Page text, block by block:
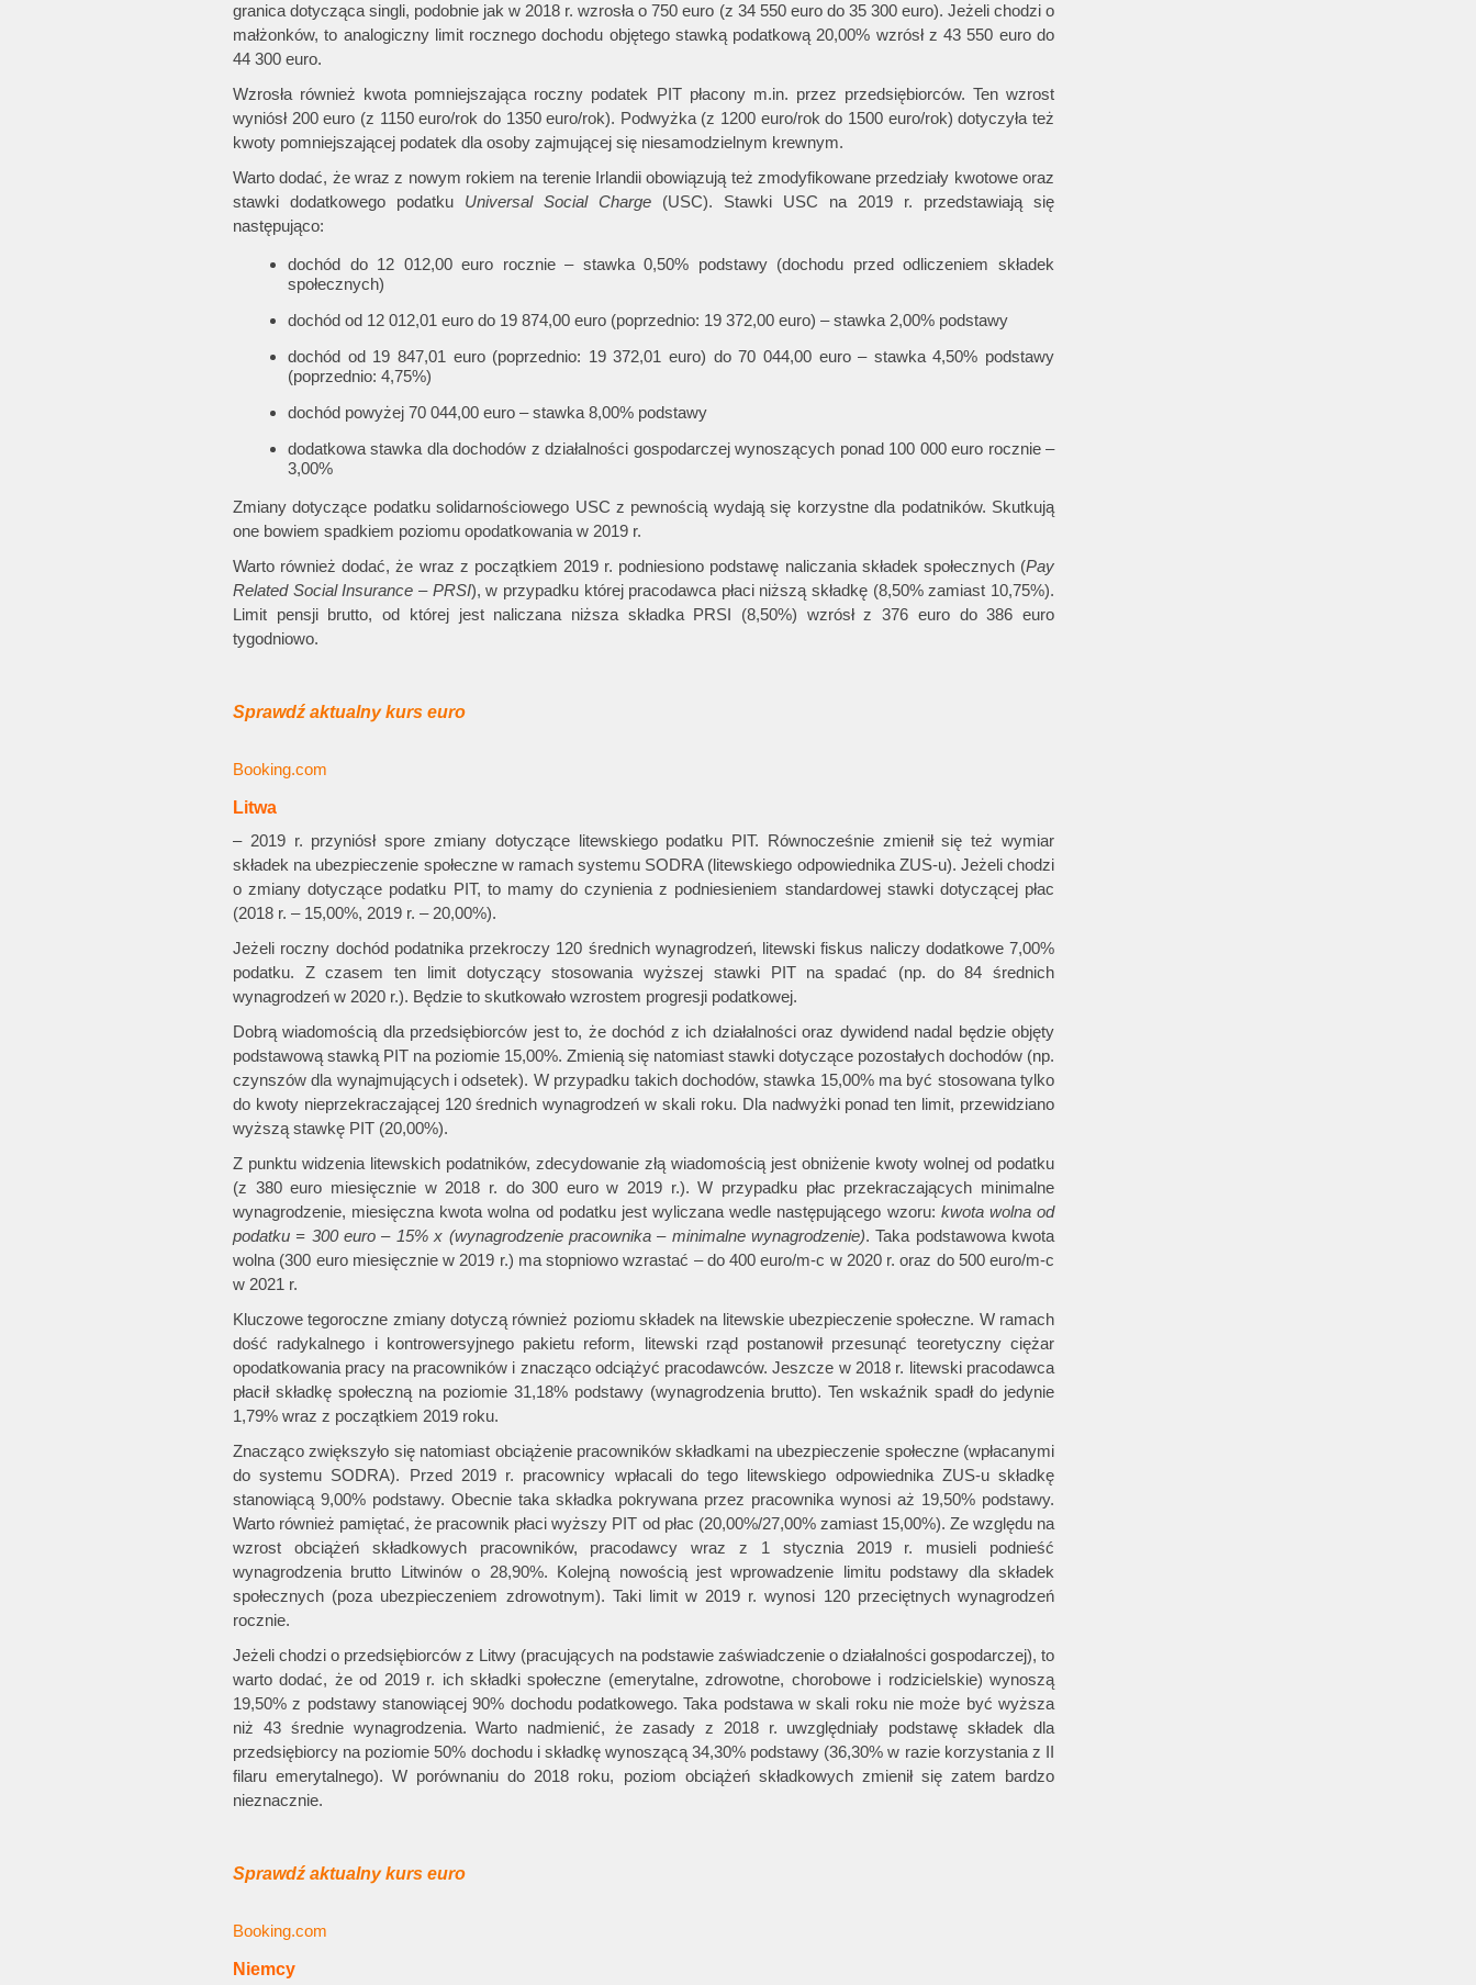
granica dotycząca singli, podobnie jak w 2018 r. wzrosła o 750 euro (z 34 550 euro do 35 300 euro). Jeżeli chodzi o
małżonków, to analogiczny limit rocznego dochodu objętego stawką podatkową 20,00% wzrósł z 43 550 euro do
44 300 euro.
Wzrosła również kwota pomniejszająca roczny podatek PIT płacony m.in. przez przedsiębiorców. Ten wzrost
wyniósł 200 euro (z 1150 euro/rok do 1350 euro/rok). Podwyżka (z 1200 euro/rok do 1500 euro/rok) dotyczyła też
kwoty pomniejszającej podatek dla osoby zajmującej się niesamodzielnym krewnym.
Warto dodać, że wraz z nowym rokiem na terenie Irlandii obowiązują też zmodyfikowane przedziały kwotowe oraz
stawki dodatkowego podatku Universal Social Charge (USC). Stawki USC na 2019 r. przedstawiają się
następująco:
dochód do 12 012,00 euro rocznie – stawka 0,50% podstawy (dochodu przed odliczeniem składek
społecznych)
dochód od 12 012,01 euro do 19 874,00 euro (poprzednio: 19 372,00 euro) – stawka 2,00% podstawy
dochód od 19 847,01 euro (poprzednio: 19 372,01 euro) do 70 044,00 euro – stawka 4,50% podstawy
(poprzednio: 4,75%)
dochód powyżej 70 044,00 euro – stawka 8,00% podstawy
dodatkowa stawka dla dochodów z działalności gospodarczej wynoszących ponad 100 000 euro rocznie –
3,00%
Zmiany dotyczące podatku solidarnościowego USC z pewnością wydają się korzystne dla podatników. Skutkują
one bowiem spadkiem poziomu opodatkowania w 2019 r.
Warto również dodać, że wraz z początkiem 2019 r. podniesiono podstawę naliczania składek społecznych (Pay
Related Social Insurance – PRSI), w przypadku której pracodawca płaci niższą składkę (8,50% zamiast 10,75%).
Limit pensji brutto, od której jest naliczana niższa składka PRSI (8,50%) wzrósł z 376 euro do 386 euro
tygodniowo.
Sprawdź aktualny kurs euro
Booking.com
Litwa
– 2019 r. przyniósł spore zmiany dotyczące litewskiego podatku PIT. Równocześnie zmienił się też wymiar
składek na ubezpieczenie społeczne w ramach systemu SODRA (litewskiego odpowiednika ZUS-u). Jeżeli chodzi
o zmiany dotyczące podatku PIT, to mamy do czynienia z podniesieniem standardowej stawki dotyczącej płac
(2018 r. – 15,00%, 2019 r. – 20,00%).
Jeżeli roczny dochód podatnika przekroczy 120 średnich wynagrodzeń, litewski fiskus naliczy dodatkowe 7,00%
podatku. Z czasem ten limit dotyczący stosowania wyższej stawki PIT na spadać (np. do 84 średnich
wynagrodzeń w 2020 r.). Będzie to skutkowało wzrostem progresji podatkowej.
Dobrą wiadomością dla przedsiębiorców jest to, że dochód z ich działalności oraz dywidend nadal będzie objęty
podstawową stawką PIT na poziomie 15,00%. Zmienią się natomiast stawki dotyczące pozostałych dochodów (np.
czynszów dla wynajmujących i odsetek). W przypadku takich dochodów, stawka 15,00% ma być stosowana tylko
do kwoty nieprzekraczającej 120 średnich wynagrodzeń w skali roku. Dla nadwyżki ponad ten limit, przewidziano
wyższą stawkę PIT (20,00%).
Z punktu widzenia litewskich podatników, zdecydowanie złą wiadomością jest obniżenie kwoty wolnej od podatku
(z 380 euro miesięcznie w 2018 r. do 300 euro w 2019 r.). W przypadku płac przekraczających minimalne
wynagrodzenie, miesięczna kwota wolna od podatku jest wyliczana wedle następującego wzoru: kwota wolna od
podatku = 300 euro – 15% x (wynagrodzenie pracownika – minimalne wynagrodzenie). Taka podstawowa kwota
wolna (300 euro miesięcznie w 2019 r.) ma stopniowo wzrastać – do 400 euro/m-c w 2020 r. oraz do 500 euro/m-c
w 2021 r.
Kluczowe tegoroczne zmiany dotyczą również poziomu składek na litewskie ubezpieczenie społeczne. W ramach
dość radykalnego i kontrowersyjnego pakietu reform, litewski rząd postanowił przesunąć teoretyczny ciężar
opodatkowania pracy na pracowników i znacząco odciążyć pracodawców. Jeszcze w 2018 r. litewski pracodawca
płacił składkę społeczną na poziomie 31,18% podstawy (wynagrodzenia brutto). Ten wskaźnik spadł do jedynie
1,79% wraz z początkiem 2019 roku.
Znacząco zwiększyło się natomiast obciążenie pracowników składkami na ubezpieczenie społeczne (wpłacanymi
do systemu SODRA). Przed 2019 r. pracownicy wpłacali do tego litewskiego odpowiednika ZUS-u składkę
stanowiącą 9,00% podstawy. Obecnie taka składka pokrywana przez pracownika wynosi aż 19,50% podstawy.
Warto również pamiętać, że pracownik płaci wyższy PIT od płac (20,00%/27,00% zamiast 15,00%). Ze względu na
wzrost obciążeń składkowych pracowników, pracodawcy wraz z 1 stycznia 2019 r. musieli podnieść
wynagrodzenia brutto Litwinów o 28,90%. Kolejną nowością jest wprowadzenie limitu podstawy dla składek
społecznych (poza ubezpieczeniem zdrowotnym). Taki limit w 2019 r. wynosi 120 przeciętnych wynagrodzeń
rocznie.
Jeżeli chodzi o przedsiębiorców z Litwy (pracujących na podstawie zaświadczenie o działalności gospodarczej), to
warto dodać, że od 2019 r. ich składki społeczne (emerytalne, zdrowotne, chorobowe i rodzicielskie) wynoszą
19,50% z podstawy stanowiącej 90% dochodu podatkowego. Taka podstawa w skali roku nie może być wyższa
niż 43 średnie wynagrodzenia. Warto nadmienić, że zasady z 2018 r. uwzględniały podstawę składek dla
przedsiębiorcy na poziomie 50% dochodu i składkę wynoszącą 34,30% podstawy (36,30% w razie korzystania z II
filaru emerytalnego). W porównaniu do 2018 roku, poziom obciążeń składkowych zmienił się zatem bardzo
nieznacznie.
Sprawdź aktualny kurs euro
Booking.com
Niemcy